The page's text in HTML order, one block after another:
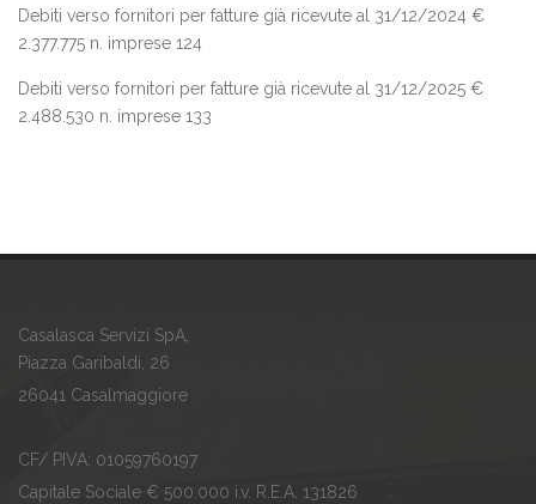
Debiti verso fornitori per fatture già ricevute al 31/12/2024 €
2.377.775 n. imprese 124
Debiti verso fornitori per fatture già ricevute al 31/12/2025 €
2.488.530 n. imprese 133
Casalasca Servizi SpA,
Piazza Garibaldi, 26
26041 Casalmaggiore
CF/ PIVA: 01059760197
Capitale Sociale € 500.000 i.v. R.E.A. 131826